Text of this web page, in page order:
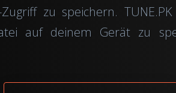
zu speichern. TUNE.PK
auf deinem Gerät zu